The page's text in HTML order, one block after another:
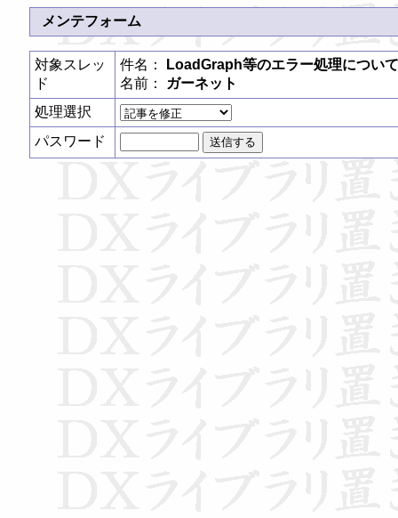
メンテフォーム
対象スレッ
ド
件名：
LoadGraph等のエラー処理について
名前：
ガーネット
処理選択
パスワード